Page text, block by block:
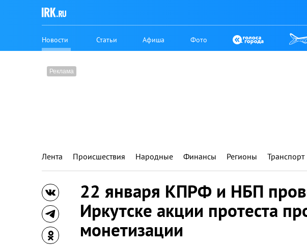
Новости Статьи Афиша Фото
Лента Происшествия Народные Финансы Регионы Транспорт
22 января КПРФ и НБП
Иркутске акции протеста
монетизации